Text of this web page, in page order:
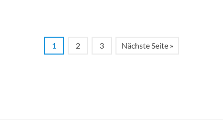
1 2 3 Nächste Seite »